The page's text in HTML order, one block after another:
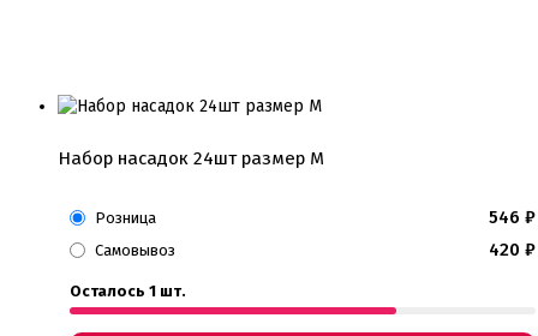
Набор насадок 24шт размер М
Розница 546 ₽
Самовывоз 420 ₽
Осталось 1 шт.